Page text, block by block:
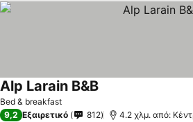
Bed & breakfast
Alp Larain B&BΕμφάνιση τιμών
9,2 Εξαιρετικό 812 4.2 χλμ. από: